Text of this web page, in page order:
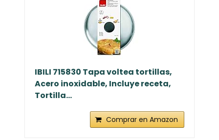
IBILI 715830 Tapa voltea tortillas,
Acero inoxidable, Incluye receta,
Tortilla...
Comprar en Amazon